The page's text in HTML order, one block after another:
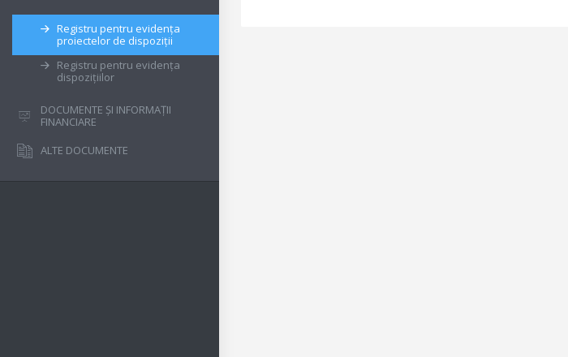
Registru pentru evidența
proiectelor de dispoziții
Registru pentru evidența
dispozițiilor
DOCUMENTE ȘI INFORMAȚII
FINANCIARE
ALTE DOCUMENTE